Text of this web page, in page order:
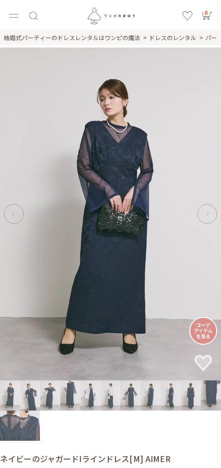
0
結婚式パーティーのドレスレンタルはワンピの魔法 ドレスのレンタル パー
ネイビーのジャガードIラインドレス[M] AIMER